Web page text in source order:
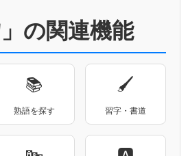
」の関連機能
📚
熟語を探す
🖌
習字・書道